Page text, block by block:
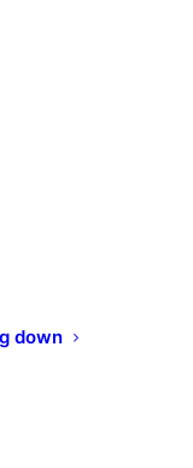
down
Rezeptur,
der
sorgen für
vom
Wochen lang
für
wirken voller
Fülle,